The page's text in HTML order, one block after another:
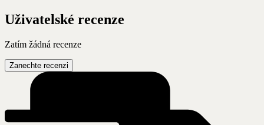
Uživatelské recenze
Zatím žádná recenze
Zanechte recenzi